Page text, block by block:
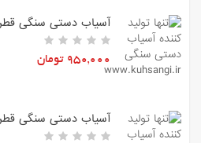
آسیاب دستی سنگی
950,000 تومان
آسیاب دستی سنگی